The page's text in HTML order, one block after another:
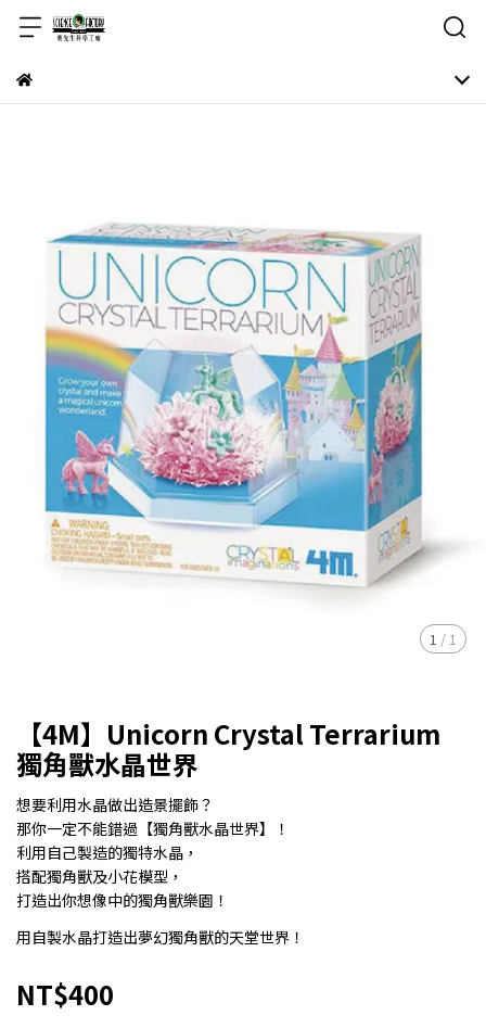
1 / 1
【4M】Unicorn Crystal Terrarium
獨角獸水晶世界
想要利用水晶做出造景擺飾？
那你一定不能錯過【獨角獸水晶世界】！
利用自己製造的獨特水晶，
搭配獨角獸及小花模型，
打造出你想像中的獨角獸樂園！
用自製水晶打造出夢幻獨角獸的天堂世界！
NT$400